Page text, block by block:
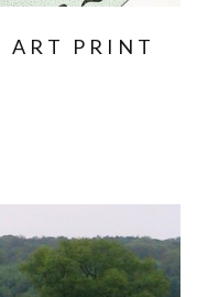
ART PRINT